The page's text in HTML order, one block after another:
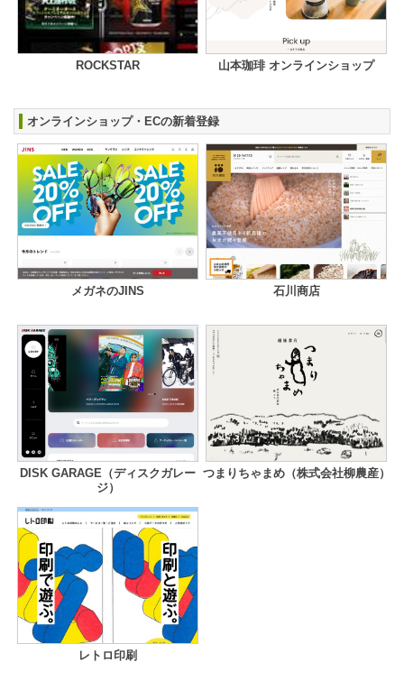
ROCKSTAR 山本珈琲 オンラインショップ
オンラインショップ・ECの新着登録
メガネのJINS 石川商店
DISK GARAGE（ディスクガレー
ジ）
つまりちゃまめ（株式会社柳農産）
レトロ印刷